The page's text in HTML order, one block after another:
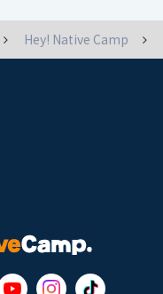
Hey! Native Camp